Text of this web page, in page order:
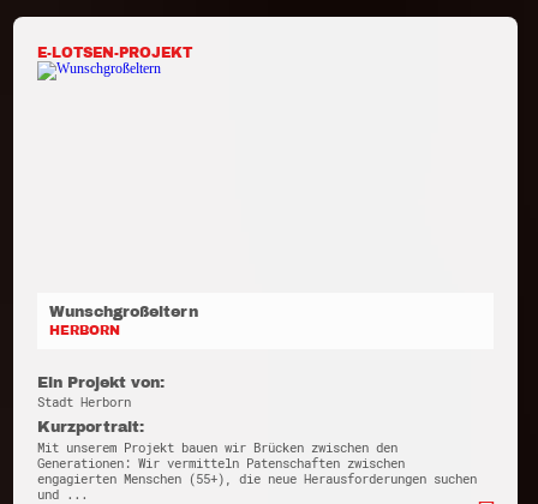
E-LOTSEN-PROJEKT
Wunschgroßeltern
HERBORN
Ein Projekt von:
Stadt Herborn
Kurzportrait:
Mit unserem Projekt bauen wir Brücken zwischen den
Generationen: Wir vermitteln Patenschaften zwischen
engagierten Menschen (55+), die neue Herausforderungen suchen
und ...